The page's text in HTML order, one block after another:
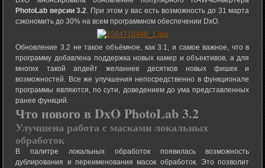
PhotoLab версии 3.2. При этом у вас есть возможность до 31 марта
сэкономить до 30% на всем программном обеспечении DxO.
Обновление 3.2 не такое объёмное, как 3.1, и самое важное, что в
программу добавлена поддержка новых камер и объективов, а для
многих такой апдейт желаннее десятков новых фишек и
возможностей. Все же улучшения непосредственно в функционале
программы являются, по сути, доведением до ума представленных
ранее функций.
Что нового в DxO PhotoLab 3.2
Улучшена работа с масками локальных
обработок
В палитре локальных обработок появилась возможность
дублирования и переименования масок обработок. Это позволит